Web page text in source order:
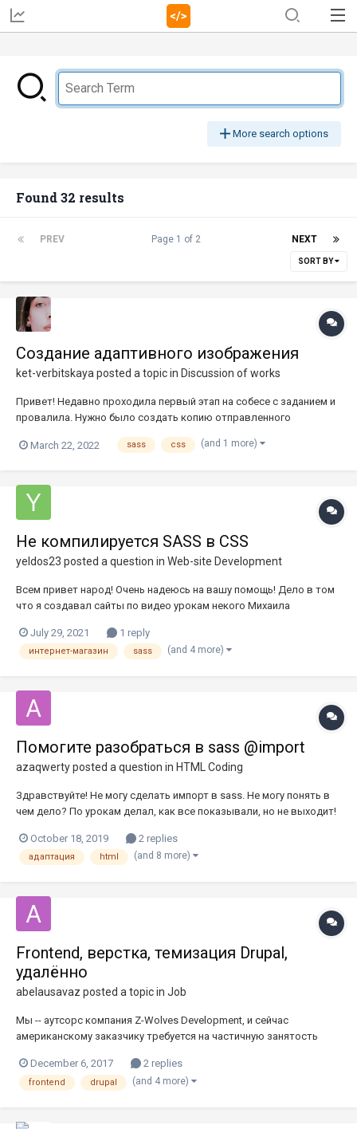
More search options
Found 32 results
PREV NEXT
Page 1 of 2
SORT BY
Создание адаптивного изображения
ket-verbitskaya posted a topic in Discussion of works
Привет! Недавно проходила первый этап на собесе с заданием и
провалила. Нужно было создать копию отправленного
изначально в том, что требование "Use SASS variables by
March 22, 2022 sass css (and 1 more)
Не компилируется SASS в CSS
yeldos23 posted a question in Web-site Development
Всем привет народ! Очень надеюсь на вашу помощь! Дело в том
что я создавал сайты по видео урокам некого Михаила
https://camouf.ru/video/new_store/phpstorm.html?PAGEN_2=2
Теперь конкретно о проблеме: Дело в том, что данный человек
July 29, 2021 1 reply
интернет-магазин sass (and 4 more)
Помогите разобраться в sass @import
azaqwertyposted a question in HTML Coding
Здравствуйте! Не могу сделать импорт в sass. Не могу понять в
чем дело? По урокам делал, как все показывали, но не выходит!
October 18, 2019
2 replies
адаптация html (and 8 more)
Frontend, верстка, темизация Drupal,
удалённо
abelausavaz posted a topic in Job
Мы -- аутсорс компания Z-Wolves Development, и сейчас
американскому заказчику требуется на частичную занятость
80-90% Drupal 7 10-20% Drupal 8 Чистый Drupal, не
decoupled/headless Front-End Skills: Разработка подтем по
December 6, 2017 2 replies
frontend drupal (and 4 more)